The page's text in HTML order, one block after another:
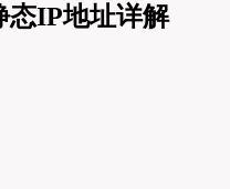
态IP地址详解